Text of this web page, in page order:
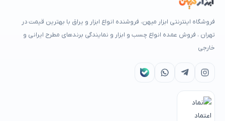
فروشگاه اینترنتی ابزار میهن، فروشنده انواع ابزار و یراق با بهترین قیمت در
تهران ، فروش عمده انواع چسب و ابزار و نمایندگی برندهای مطرح ایرانی و
خارجی